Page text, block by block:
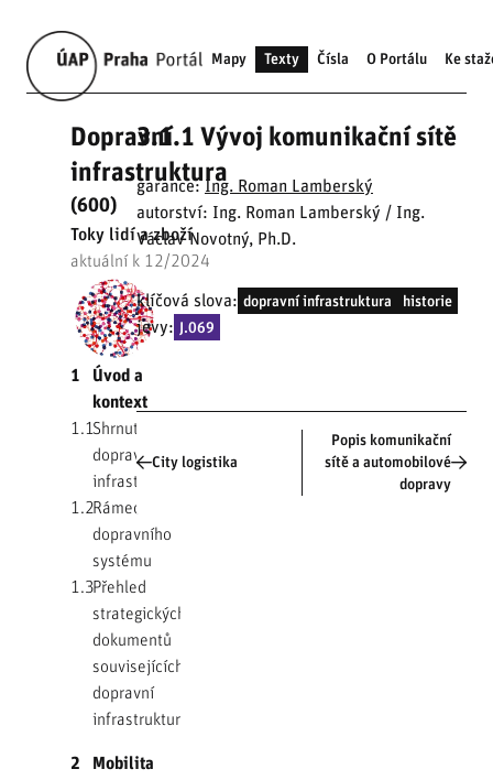
Mapy Texty Čísla O Portálu Ke
Dopravní
infrastruktura
(600)
Toky lidí a zboží
aktuální k 12/2024
1
Úvod a
kontext
1.1Shrnutí
dopravní
infrastruktury
1.2Rámec
dopravního
systému
1.3Přehled
strategických
dokumentů
souvisejících s
dopravní
infrastrukturou
2
Mobilita
3.1.1 Vývoj komunikační sítě
garance:Ing. Roman Lamberský
autorství: Ing. Roman Lamberský / Ing.
Václav Novotný, Ph.D.
klíčová slova: dopravní infrastruktura historie
jevy: J.069
City logistika
Popis komunikační
sítě a automobilové
dopravy